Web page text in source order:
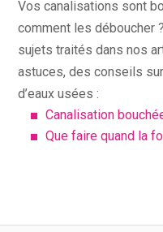
Vos canalisations sont
comment les déboucher
sujets traités dans nos
astuces, des conseils
d’eaux usées :
Canalisation
Que faire quand la